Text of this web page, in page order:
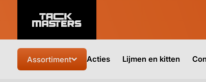
Assortiment Acties Lijmen en kitten